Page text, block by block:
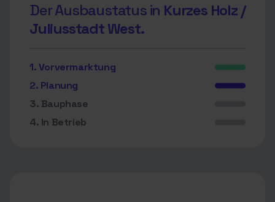
Der Ausbaustatus in Kurzes Holz /
Juliusstadt West.
1. Vorvermarktung
2. Planung
3. Bauphase
4. In Betrieb